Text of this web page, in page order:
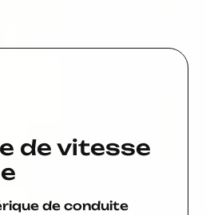
de vitesse
de conduite